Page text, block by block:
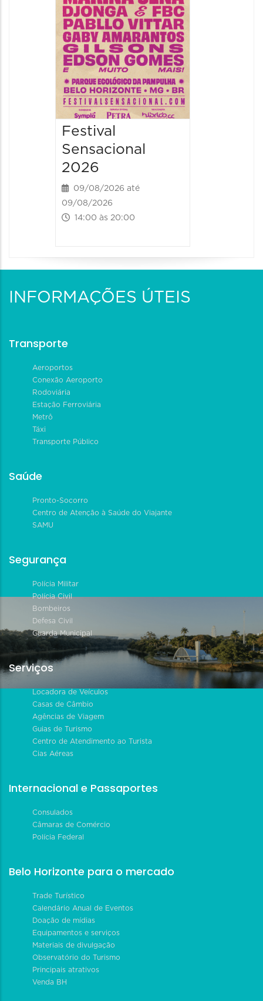
Festival
Sensacional
2026
09/08/2026 até
09/08/2026
14:00 às 20:00
INFORMAÇÕES ÚTEIS
Transporte
Aeroportos
Conexão Aeroporto
Rodoviária
Estação Ferroviária
Metrô
Táxi
Transporte Público
Saúde
Pronto-Socorro
Centro de Atenção à Saúde do Viajante
SAMU
Segurança
Polícia Militar
Polícia Civil
Bombeiros
Defesa Civil
Guarda Municipal
Serviços
Locadora de Veículos
Casas de Câmbio
Agências de Viagem
Guias de Turismo
Centro de Atendimento ao Turista
Cias Aéreas
Internacional e Passaportes
Consulados
Câmaras de Comércio
Polícia Federal
Belo Horizonte para o mercado
Trade Turístico
Calendário Anual de Eventos
Doação de mídias
Equipamentos e serviços
Materiais de divulgação
Observatório do Turismo
Principais atrativos
Venda BH